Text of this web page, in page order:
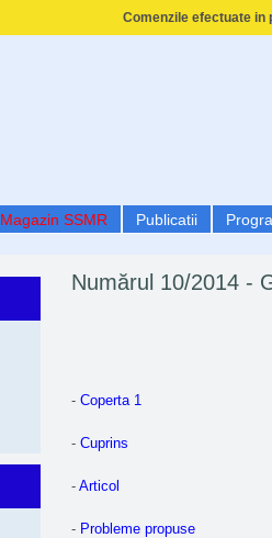
Comenzile efectuate in
Magazin SSMR Publicatii
Numărul 10/2014 -
- Coperta 1
- Cuprins
- Articol
- Probleme propuse